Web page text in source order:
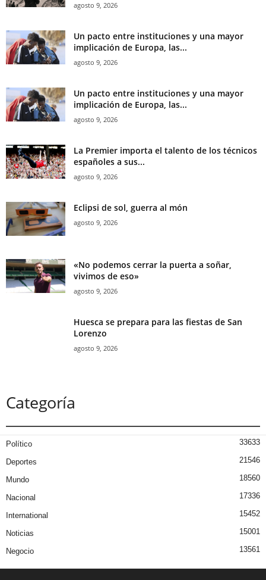
agosto 9, 2026
Un pacto entre instituciones y una mayor
implicación de Europa, las...
agosto 9, 2026
Un pacto entre instituciones y una mayor
implicación de Europa, las...
agosto 9, 2026
La Premier importa el talento de los técnicos
españoles a sus...
agosto 9, 2026
Eclipsi de sol, guerra al món
agosto 9, 2026
«No podemos cerrar la puerta a soñar,
vivimos de eso»
agosto 9, 2026
Huesca se prepara para las fiestas de San
Lorenzo
agosto 9, 2026
Categoría
Político 33633
Deportes 21546
Mundo 18560
Nacional 17336
International 15452
Noticias 15001
Negocio 13561